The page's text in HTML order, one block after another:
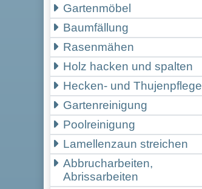
Gartenmöbel
Baumfällung
Rasenmähen
Holz hacken und spalten
Hecken- und Thujenpflege
Gartenreinigung
Poolreinigung
Lamellenzaun streichen
Abbrucharbeiten,
Abrissarbeiten